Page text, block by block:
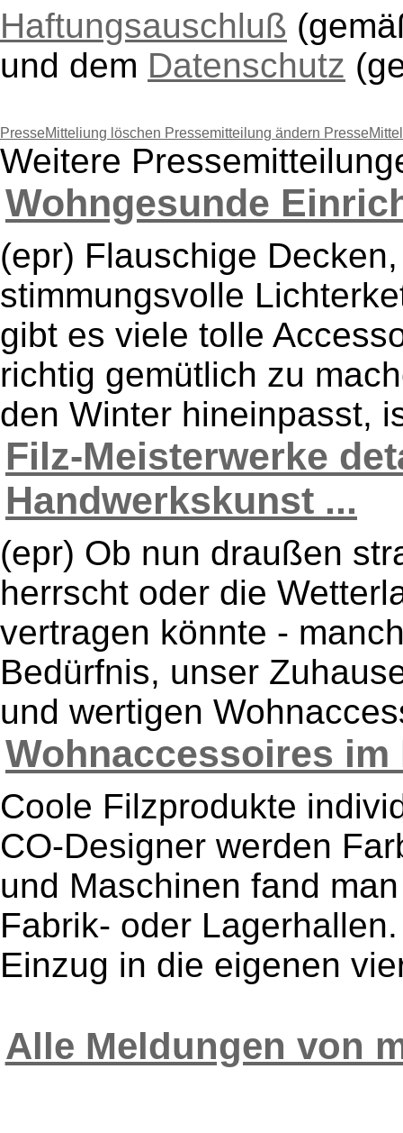
Haftungsauschluß
und dem Datenschutz
PresseMitteliung löschen Pressemitteilung ändern
Weitere
Wohngesunde
(epr) Flauschige
stimmungsvolle
gibt es viele tolle
richtig gemütlich zu
den Winter hineinpasst,
Filz-Meisterwerke
Handwerkskunst ...
(epr) Ob nun draußen
herrscht oder die
vertragen könnte -
Bedürfnis, unser
und wertigen
Wohnaccessoires
Coole Filzprodukte
CO-Designer werden
und Maschinen fand
Fabrik- oder
Einzug in die eigenen
Alle Meldungen von